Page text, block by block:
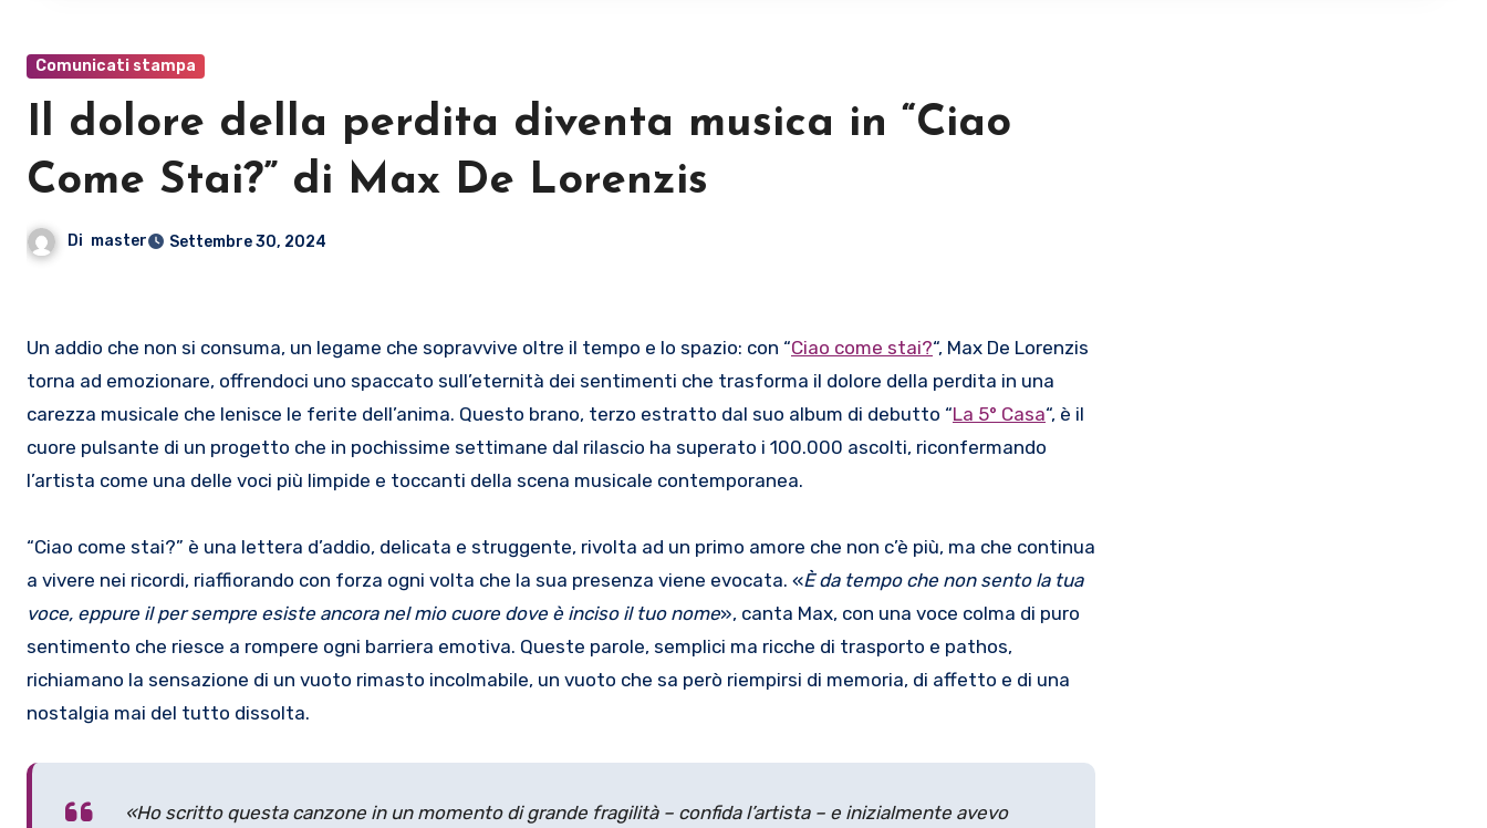
Comunicati stampa
Il dolore della perdita diventa musica in “Ciao
Come Stai?” di Max De Lorenzis
Di master Settembre 30, 2024
Un addio che non si consuma, un legame che sopravvive oltre il tempo e lo spazio: con “Ciao come stai?“, Max De Lorenzis
torna ad emozionare, offrendoci uno spaccato sull’eternità dei sentimenti che trasforma il dolore della perdita in una
carezza musicale che lenisce le ferite dell’anima. Questo brano, terzo estratto dal suo album di debutto “La 5° Casa“, è il
cuore pulsante di un progetto che in pochissime settimane dal rilascio ha superato i 100.000 ascolti, riconfermando
l’artista come una delle voci più limpide e toccanti della scena musicale contemporanea.
“Ciao come stai?” è una lettera d’addio, delicata e struggente, rivolta ad un primo amore che non c’è più, ma che continua
a vivere nei ricordi, riaffiorando con forza ogni volta che la sua presenza viene evocata. «È da tempo che non sento la tua
voce, eppure il per sempre esiste ancora nel mio cuore dove è inciso il tuo nome», canta Max, con una voce colma di puro
sentimento che riesce a rompere ogni barriera emotiva. Queste parole, semplici ma ricche di trasporto e pathos,
richiamano la sensazione di un vuoto rimasto incolmabile, un vuoto che sa però riempirsi di memoria, di affetto e di una
nostalgia mai del tutto dissolta.
«Ho scritto questa canzone in un momento di grande fragilità – confida l’artista – e inizialmente avevo